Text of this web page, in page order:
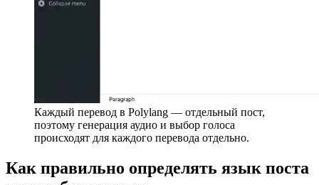
Каждый перевод в Polylang — отдельный пост,
поэтому генерация аудио и выбор голоса
происходят для каждого перевода отдельно.
Как правильно определять язык поста